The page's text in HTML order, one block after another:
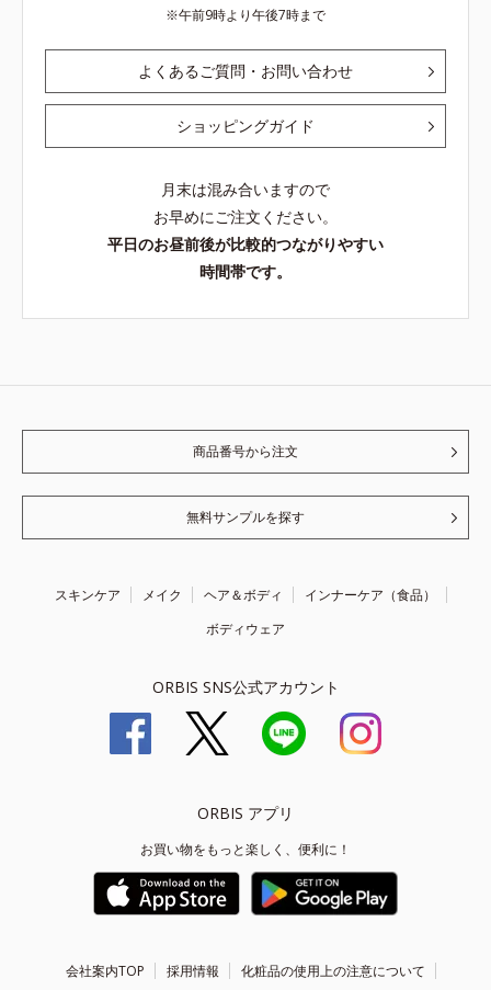
午前9時より午後7時まで
よくあるご質問・お問い合わせ
ショッピングガイド
月末は混み合いますので
お早めにご注文ください。
平日のお昼前後が比較的つながりやすい
時間帯です。
商品番号から注文
無料サンプルを探す
スキンケア メイク ヘア＆ボディ
インナーケア（食品）
ボディウェア
ORBIS SNS公式アカウント
ORBIS アプリ
お買い物をもっと楽しく、便利に！
会社案内TOP 採用情報 化粧品の使用上の注意について